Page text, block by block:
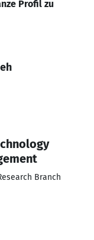
Profil zu
Branch